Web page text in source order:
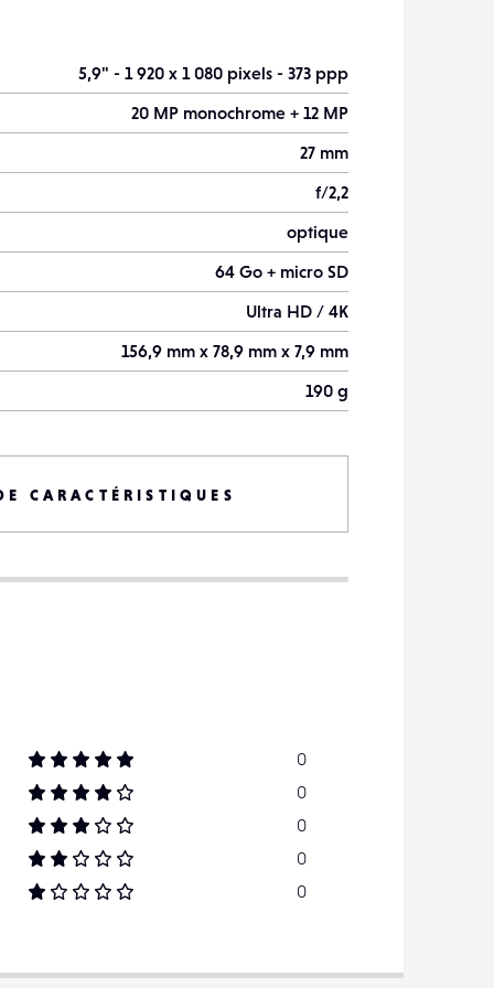
5,9" - 1 920 x 1 080 pixels - 373 ppp
20 MP monochrome + 12 MP
27 mm
f/2,2
optique
64 Go + micro SD
Ultra HD / 4K
156,9 mm x 78,9 mm x 7,9 mm
190 g
4 000 mAh
CARACTÉRISTIQUES
0
0
0
0
0